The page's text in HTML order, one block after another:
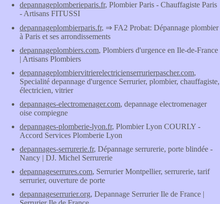
depannageplomberieparis.fr, Plombier Paris - Chauffagiste Paris
- Artisans FITUSSI
depannageplombierparis.fr, ⇒ FA2 Probat: Dépannage plombier
à Paris et ses arrondissements
depannageplombiers.com, Plombiers d'urgence en Ile-de-France
| Artisans Plombiers
depannageplombiervitrierelectricienserrurierpascher.com,
Specialité depannage d'urgence Serrurier, plombier, chauffagiste,
électricien, vitrier
depannages-electromenager.com, depannage electromenager
oise compiegne
depannages-plomberie-lyon.fr, Plombier Lyon COURLY -
Accord Services Plomberie Lyon
depannages-serrurerie.fr, Dépannage serrurerie, porte blindée -
Nancy | DJ. Michel Serrurerie
depannageserrures.com, Serrurier Montpellier, serrurerie, tarif
serrurier, ouverture de porte
depannageserrurier.org, Depannage Serrurier Ile de France |